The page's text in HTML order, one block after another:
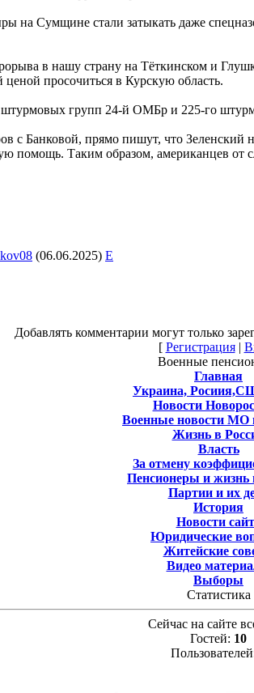
на Сумщине стали затыкать даже
в нашу страну на Тёткинском и
просочиться в Курскую область.
групп 24-й ОМБр и 225-го
с Банковой, прямо пишут, что
помощь. Таким образом, американцев от
(06.06.2025) E
Добавлять комментарии могут только
[ Регистрация|
Военные
Главная
Украина,
Новости
Военные новости
Жизнь в
Власть
За отмену
Пенсионеры и жизнь
Партии и их
История
Новости
Юридические
Житейские
Видео
Выборы
Статистика
Сейчас на сайте
Гостей: 10